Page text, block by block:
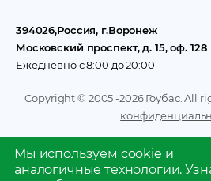
Мы используем cookie и
аналогичные технологии.
394026,Россия, г.Воронеж
Московский проспект, д. 15, оф. 128
Ежедневно с 8:00 до 20:00
Copyright © 2005 -2026Гоубас. All